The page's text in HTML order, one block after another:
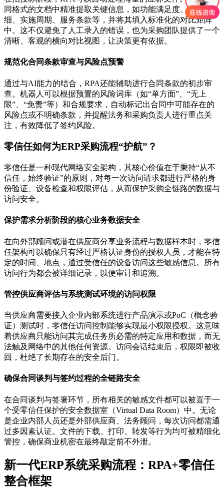
同格式的文档中精准提取关键信息，如功能满足度、报价明
细、实施周期、服务条款等，并将其填入标准化的对比矩阵
中。这不仅避免了人工录入的错误，也为采购团队提供了一个
清晰、客观的横向对比视图，让决策更有依据。
规范化合同条款审查与风险点预警
通过与AI能力的结合，RPA还能辅助进行合同条款的初步审
查。机器人可以根据预置的风险词库（如“单方面”、“无上
限”、“免责”等）和合规要求，自动标记出合同中可能存在的
风险点或不明确条款，并提醒法务和采购负责人进行重点关
注，有效降低了签约风险。
零信任如何为ERP采购流程“护航”？
零信任是一种现代网络安全架构，其核心价值在于秉持“从不
信任，始终验证”的原则，对每一次访问请求都进行严格的身
份验证、设备检查和权限评估，从而保护采购全链路的数据与
访问安全。
保护需求分析阶段的核心业务数据安全
在向外部顾问或潜在供应商分享业务流程与数据样本时，零信
任架构可以确保只有经过严格认证身份的授权人员，才能在特
定的时间、地点，通过受信任的设备访问这些敏感信息。所有
访问行为都会被详细记录，以便审计和追溯。
管控供应商评估与系统测试环境的访问权限
当供应商需要接入企业内部系统进行产品演示或PoC（概念验
证）测试时，零信任访问控制能够实现最小权限授权。这意味
着供应商只能访问其完成任务所必需的特定应用和数据，而无
法触及网络中的其他任何资源。访问会话结束后，权限即被收
回，杜绝了长期存在的安全后门。
确保合同谈判与签约过程的全链路安全
在合同谈判与签署环节，所有相关的敏感文件都可以被置于一
个受零信任保护的安全数据室（Virtual Data Room）中。无论
是企业内部人员还是外部供应商、法务顾问，每次访问都需通
过多因素认证。文件的下载、打印、转发等行为均可被精细化
管控，确保商业机密在最终敲定前不外泄。
新一代ERP系统采购流程：RPA+零信任
整合框架